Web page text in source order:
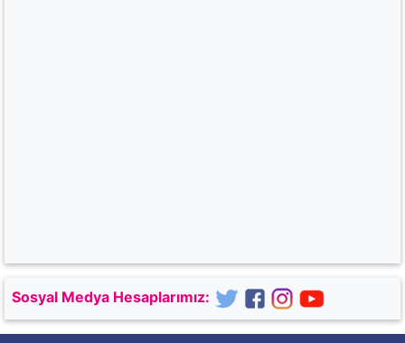
Sosyal Medya Hesaplarımız: